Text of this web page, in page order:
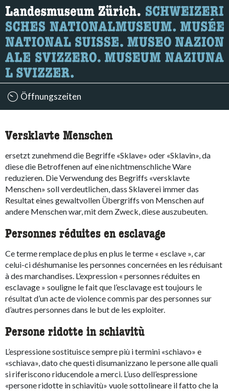
Öffnungszeiten
Versklavte Menschen
ersetzt zunehmend die Begriffe «Sklave» oder «Sklavin», da
diese die Betroffenen auf eine nichtmenschliche Ware
reduzieren. Die Verwendung des Begriffs «versklavte
Menschen» soll verdeutlichen, dass Sklaverei immer das
Resultat eines gewaltvollen Übergriffs von Menschen auf
andere Menschen war, mit dem Zweck, diese auszubeuten.
Personnes réduites en esclavage
Ce terme remplace de plus en plus le terme « esclave », car
celui-ci déshumanise les personnes concernées en les réduisant
à des marchandises. L’expression « personnes réduites en
esclavage » souligne le fait que l’esclavage est toujours le
résultat d’un acte de violence commis par des personnes sur
d’autres personnes dans le but de les exploiter.
Persone ridotte in schiavitù
L’espressione sostituisce sempre più i termini «schiavo» e
«schiava», dato che questi disumanizzano le persone alle quali
si riferiscono riducendole a merci. L’uso dell’espressione
«persone ridotte in schiavitù» vuole sottolineare il fatto che la